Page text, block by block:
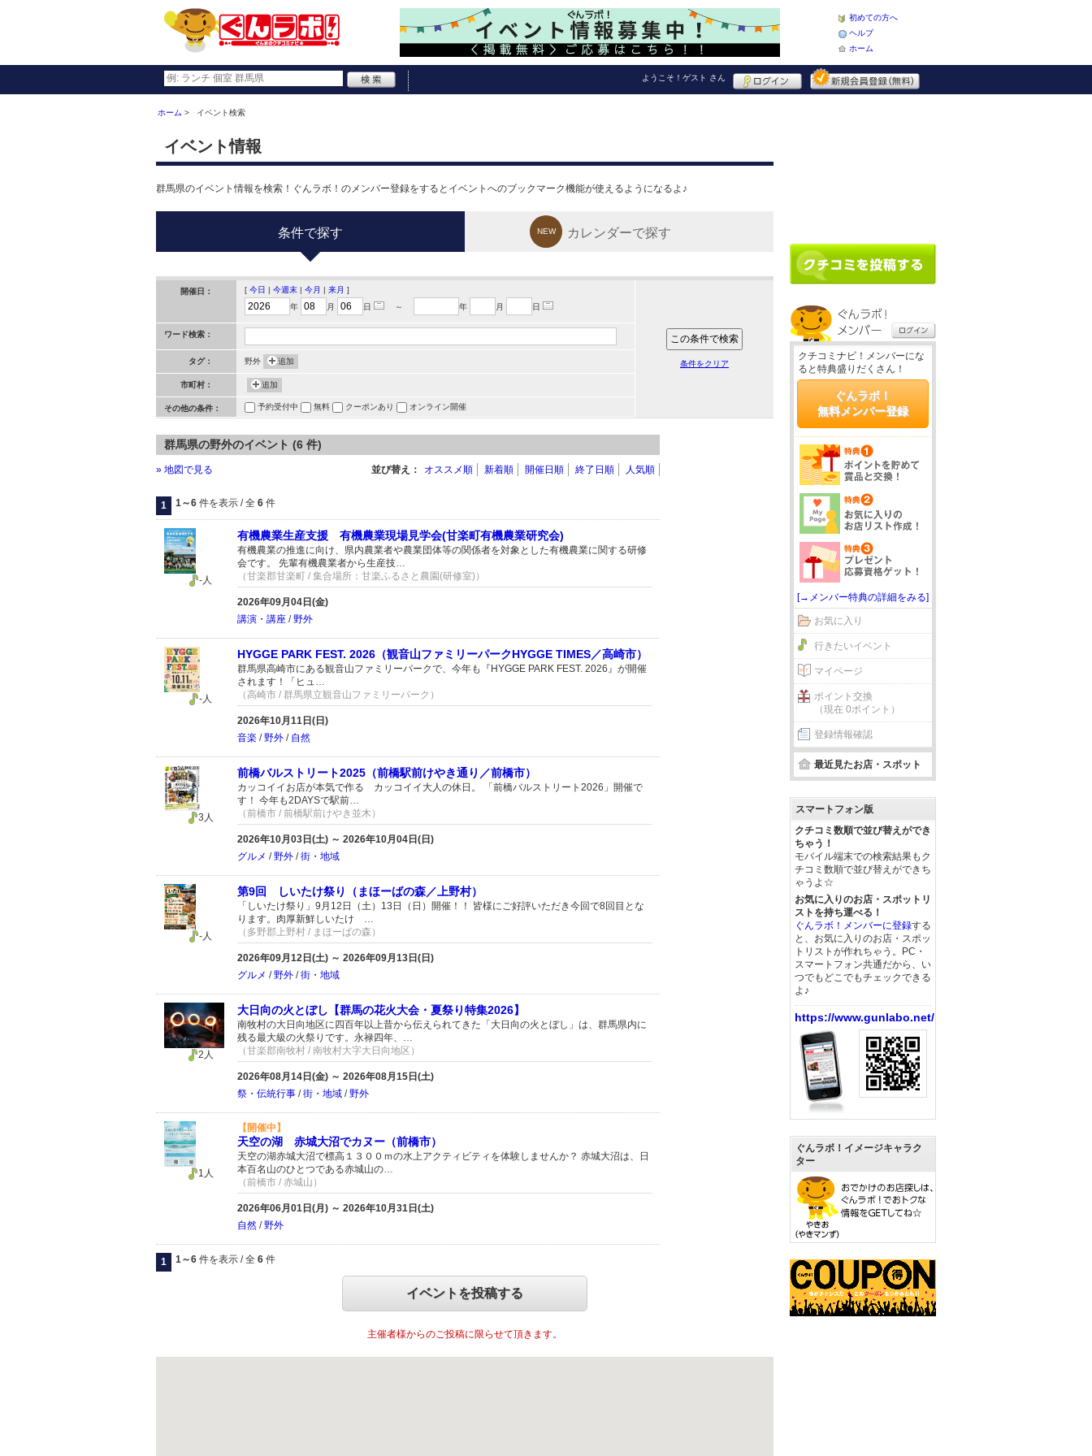
初めての方へ
ヘルプ
ホーム
ようこそ！ ゲスト さん
ホーム イベント検索
イベント情報
群馬県のイベント情報を検索！ぐんラボ！のメンバー登録をするとイベントへのブックマーク機能が使えるようになるよ♪
条件で探す NEW カレンダーで探す
開催日： [ 今日 | 今週末 | 今月 | 来月 ]
年
月 日 ～ 年 月 日
ワード検索：
タグ： 野外 追加
市町村： 追加
その他の条件： 予約受付中 無料 クーポンあり オンライン開催
条件をクリア
群馬県の野外のイベント (6 件)
» 地図で見る 並び替え： オススメ順 新着順 開催日順 終了日順 人気順
1 1～6 件を表示 / 全 6 件
有機農業生産支援 有機農業現場見学会(甘楽町有機農業研究会)
有機農業の推進に向け、県内農業者や農業団体等の関係者を対象とした有機農業に関する研修
会です。 先輩有機農業者から生産技…
（甘楽郡甘楽町 / 集合場所：甘楽ふるさと農園(研修室)）
2026年09月04日(金)
講演・講座 /野外
-人
HYGGE PARK FEST. 2026（観音山ファミリーパークHYGGE TIMES／高崎市）
群馬県高崎市にある観音山ファミリーパークで、今年も『HYGGE PARK FEST. 2026』が開催
されます！「ヒュ…
（高崎市 / 群馬県立観音山ファミリーパーク）
2026年10月11日(日)
音楽 /野外 / 自然
-人
前橋バルストリート2025（前橋駅前けやき通り／前橋市）
カッコイイお店が本気で作る カッコイイ大人の休日。 「前橋バルストリート2026」開催で
す！ 今年も2DAYSで駅前…
（前橋市 / 前橋駅前けやき並木）
2026年10月03日(土) ～ 2026年10月04日(日)
グルメ /野外 /街・地域
3人
第9回 しいたけ祭り（まほーばの森／上野村）
「しいたけ祭り」9月12日（土）13日（日）開催！！ 皆様にご好評いただき今回で8回目とな
ります。肉厚新鮮しいたけ …
（多野郡上野村 / まほーばの森）
2026年09月12日(土) ～ 2026年09月13日(日)
グルメ /野外 /街・地域
-人
大日向の火とぼし【群馬の花火大会・夏祭り特集2026】
南牧村の大日向地区に四百年以上昔から伝えられてきた「大日向の火とぼし」は、群馬県内に
残る最大級の火祭りです。永禄四年、…
（甘楽郡南牧村 / 南牧村大字大日向地区）
2026年08月14日(金) ～ 2026年08月15日(土)
祭・伝統行事 /街・地域 /野外
2人
【開催中】
天空の湖 赤城大沼でカヌー（前橋市）
天空の湖赤城大沼で標高１３００ｍの水上アクティビティを体験しませんか？ 赤城大沼は、日
本百名山のひとつである赤城山の…
（前橋市 / 赤城山）
2026年06月01日(月) ～ 2026年10月31日(土)
自然 /野外
1人
1 1～6 件を表示 / 全 6 件
イベントを投稿する
主催者様からのご投稿に限らせて頂きます。
クチコミナビ！メンバーにな
ると特典盛りだくさん！
ぐんラボ！
無料メンバー登録
[→メンバー特典の詳細をみる]
お気に入り
行きたいイベント
マイページ
ポイント交換
（現在 0ポイント）
登録情報確認
最近見たお店・スポット
スマートフォン版
クチコミ数順で並び替えができ
ちゃう！
モバイル端末での検索結果もク
チコミ数順で並び替えができち
ゃうよ☆
お気に入りのお店・スポットリ
ストを持ち運べる！
ぐんラボ！メンバーに登録する
と、お気に入りのお店・スポッ
トリストが作れちゃう。PC・
スマートフォン共通だから、い
つでもどこでもチェックできる
よ♪
https://www.gunlabo.net/
ぐんラボ！イメージキャラク
ター